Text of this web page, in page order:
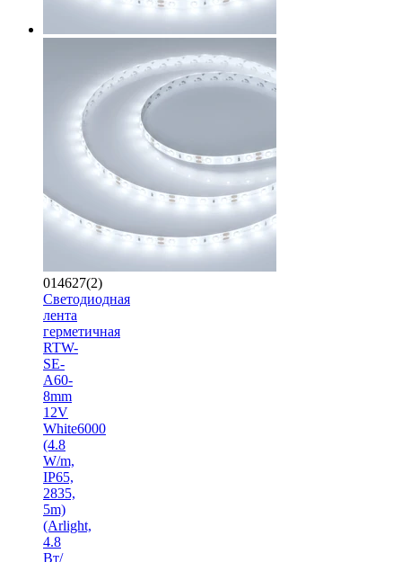
014627(2)
Светодиодная
лента
герметичная
RTW-
SE-
A60-
8mm
12V
White6000
(4.8
W/m,
IP65,
2835,
5m)
(Arlight,
4.8
Вт/